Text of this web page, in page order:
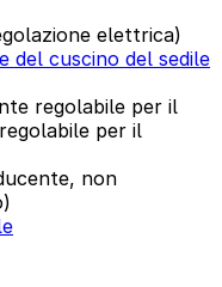
elettrica)
del cuscino del sedile
regolabile per il
per il
non